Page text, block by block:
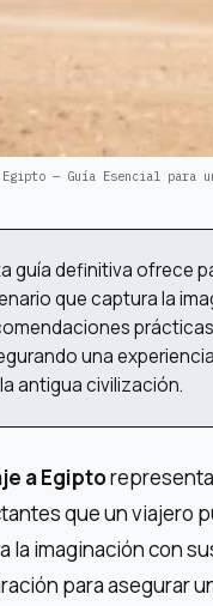
— Guía Esencial para
guía definitiva ofrece
que captura la
prácticas
una
antigua civilización.
a Egipto
que un viajero
la imaginación con
para asegurar